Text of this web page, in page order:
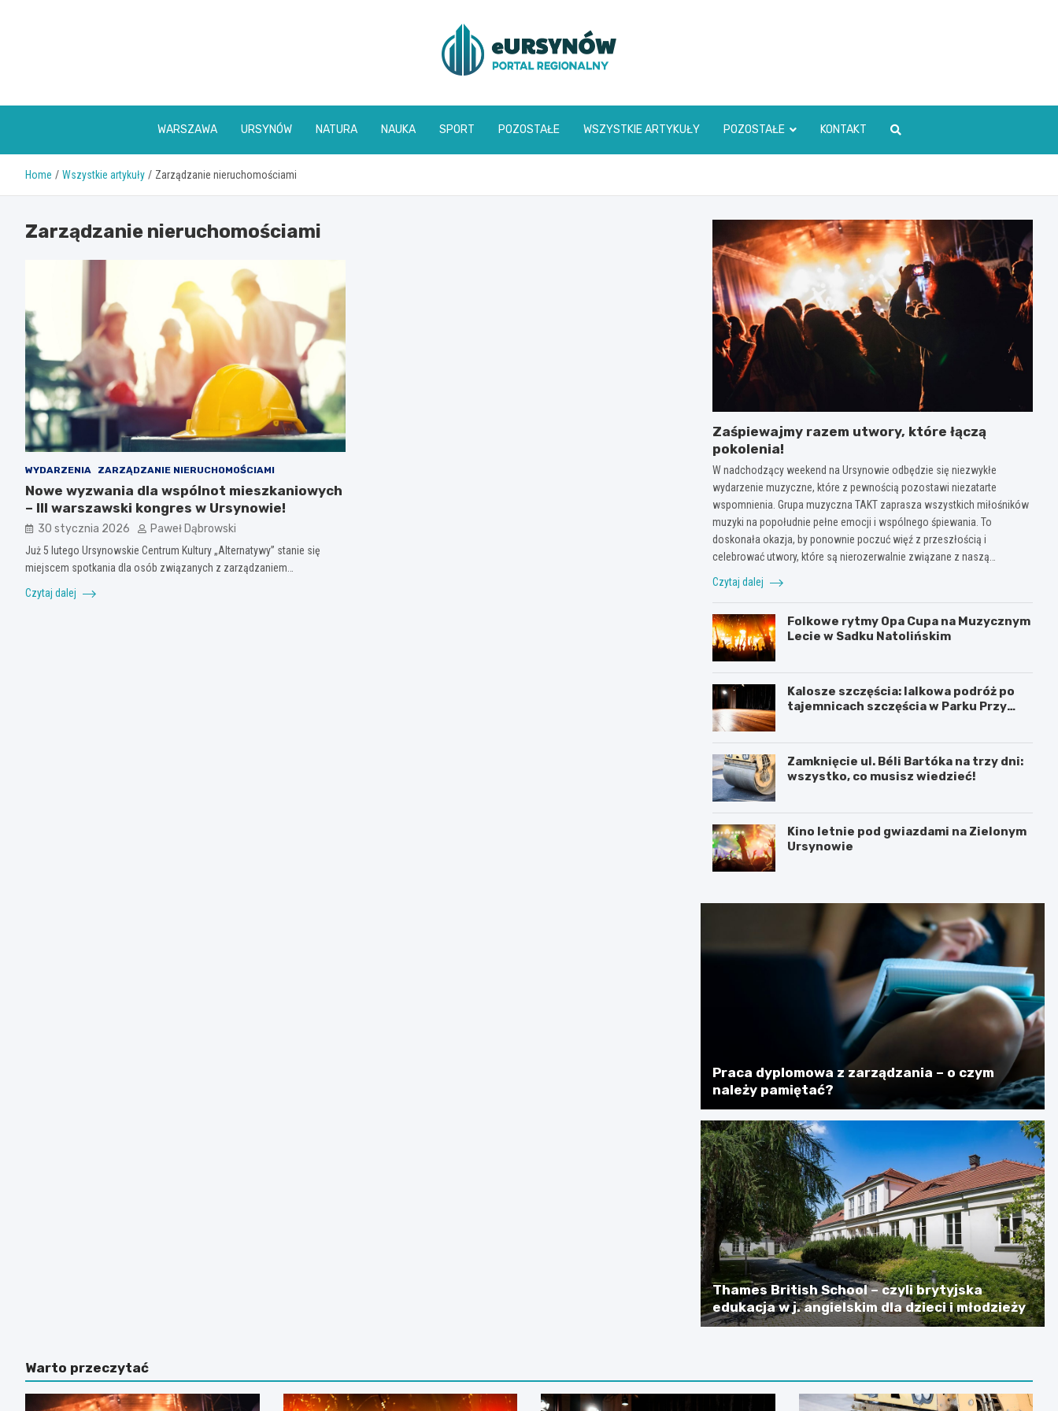
WARSZAWA URSYNÓW NATURA NAUKA SPORT POZOSTAŁE WSZYSTKIE ARTYKUŁY POZOSTAŁE KONTAKT
Home Wszystkie artykuły Zarządzanie nieruchomościami
Zarządzanie nieruchomościami
WYDARZENIA ZARZĄDZANIE NIERUCHOMOŚCIAMI
Nowe wyzwania dla wspólnot mieszkaniowych
– III warszawski kongres w Ursynowie!
30 stycznia 2026 Paweł Dąbrowski
Już 5 lutego Ursynowskie Centrum Kultury „Alternatywy” stanie się
miejscem spotkania dla osób związanych z zarządzaniem…
Czytaj dalej
Zaśpiewajmy razem utwory, które łączą
pokolenia!
W nadchodzący weekend na Ursynowie odbędzie się niezwykłe
wydarzenie muzyczne, które z pewnością pozostawi niezatarte
wspomnienia. Grupa muzyczna TAKT zaprasza wszystkich miłośników
muzyki na popołudnie pełne emocji i wspólnego śpiewania. To
doskonała okazja, by ponownie poczuć więź z przeszłością i
celebrować utwory, które są nierozerwalnie związane z naszą…
Czytaj dalej
Folkowe rytmy Opa Cupa na Muzycznym
Lecie w Sadku Natolińskim
Kalosze szczęścia: lalkowa podróż po
tajemnicach szczęścia w Parku Przy
Zamknięcie ul. Béli Bartóka na trzy dni:
wszystko, co musisz wiedzieć!
Kino letnie pod gwiazdami na Zielonym
Ursynowie
Praca dyplomowa z zarządzania – o czym
należy pamiętać?
Thames British School – czyli brytyjska
edukacja w j. angielskim dla dzieci i młodzieży
Warto przeczytać